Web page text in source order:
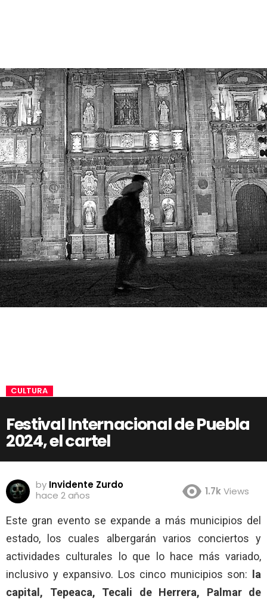
CULTURA
Festival Internacional de Puebla
2024, el cartel
by Invidente Zurdo
hace 2 años
1.7kViews
Este gran evento se expande a más municipios del
estado, los cuales albergarán varios conciertos y
actividades culturales lo que lo hace más variado,
inclusivo y expansivo. Los cinco municipios son: la
capital, Tepeaca, Tecali de Herrera, Palmar de